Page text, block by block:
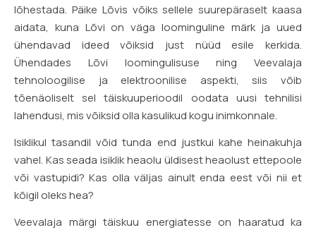
lõhestada. Päike Lõvis võiks sellele suurepäraselt kaasa
aidata, kuna Lõvi on väga loominguline märk ja uued
ühendavad ideed võiksid just nüüd esile kerkida.
Ühendades Lõvi loomingulisuse ning Veevalaja
tehnoloogilise ja elektroonilise aspekti, siis võib
tõenäoliselt sel täiskuuperioodil oodata uusi tehnilisi
lahendusi, mis võiksid olla kasulikud kogu inimkonnale.
Isiklikul tasandil võid tunda end justkui kahe heinakuhja
vahel. Kas seada isiklik heaolu üldisest heaolust ettepoole
või vastupidi? Kas olla väljas ainult enda eest või nii et
kõigil oleks hea?
Veevalaja märgi täiskuu energiatesse on haaratud ka